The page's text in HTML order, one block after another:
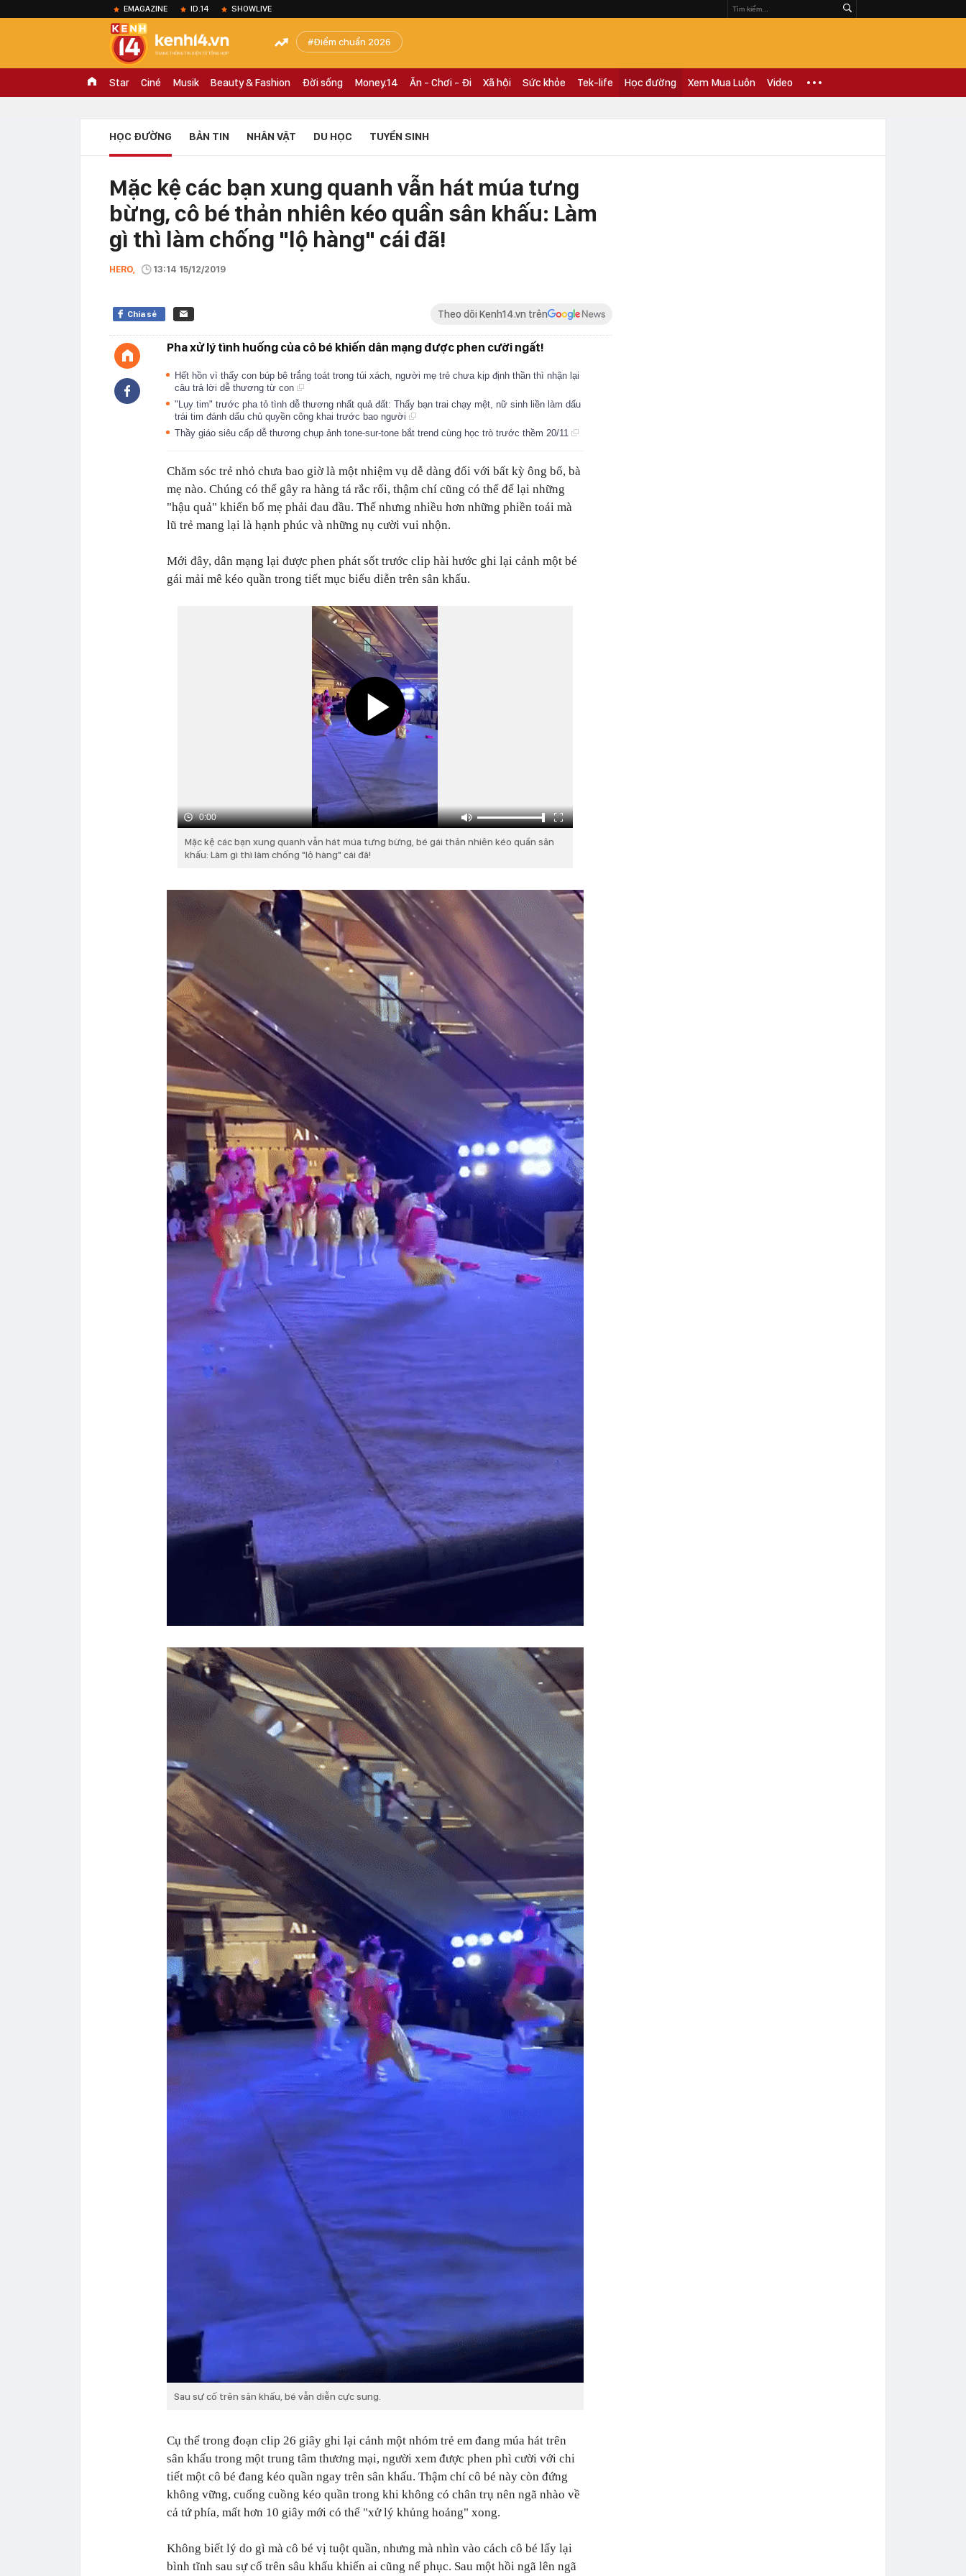
EMAGAZINE ID.14 SHOWLIVE
Điểm chuẩn 2026
Star Ciné Musik Beauty & Fashion Đời sống Money.14 Ăn - Chơi - Đi Xã hội Sức khỏe Tek-life Học đường Xem Mua Luôn Video
HỌC ĐƯỜNG BẢN TIN NHÂN VẬT DU HỌC TUYỂN SINH
Mặc kệ các bạn xung quanh vẫn hát múa tưng
bừng, cô bé thản nhiên kéo quần sân khấu: Làm
gì thì làm chống "lộ hàng" cái đã!
HERO, 13:14 15/12/2019
Chia sẻ Theo dõi Kenh14.vn trên
Pha xử lý tình huống của cô bé khiến dân mạng được phen cười ngất!
Hết hồn vì thấy con búp bê trắng toát trong túi xách, người mẹ trẻ chưa kịp định thần thì nhận lại
câu trả lời dễ thương từ con
"Lụy tim" trước pha tỏ tình dễ thương nhất quả đất: Thấy bạn trai chạy mệt, nữ sinh liền làm dấu
trái tim đánh dấu chủ quyền công khai trước bao người
Thầy giáo siêu cấp dễ thương chụp ảnh tone-sur-tone bắt trend cùng học trò trước thềm 20/11
Chăm sóc trẻ nhỏ chưa bao giờ là một nhiệm vụ dễ dàng đối với bất kỳ ông bố, bà
mẹ nào. Chúng có thể gây ra hàng tá rắc rối, thậm chí cũng có thể để lại những
"hậu quả" khiến bố mẹ phải đau đầu. Thế nhưng nhiều hơn những phiền toái mà
lũ trẻ mang lại là hạnh phúc và những nụ cười vui nhộn.
Mới đây, dân mạng lại được phen phát sốt trước clip hài hước ghi lại cảnh một bé
gái mải mê kéo quần trong tiết mục biểu diễn trên sân khấu.
0:00
Mặc kệ các bạn xung quanh vẫn hát múa tưng bừng, bé gái thản nhiên kéo quần sân
khấu: Làm gì thì làm chống "lộ hàng" cái đã!
Sau sự cố trên sân khấu, bé vẫn diễn cực sung.
Cụ thể trong đoạn clip 26 giây ghi lại cảnh một nhóm trẻ em đang múa hát trên
sân khấu trong một trung tâm thương mại, người xem được phen phì cười với chi
tiết một cô bé đang kéo quần ngay trên sân khấu. Thậm chí cô bé này còn đứng
không vững, cuống cuồng kéo quần trong khi không có chân trụ nên ngã nhào về
cả tứ phía, mất hơn 10 giây mới có thể "xử lý khủng hoảng" xong.
Không biết lý do gì mà cô bé vị tuột quần, nhưng mà nhìn vào cách cô bé lấy lại
bình tĩnh sau sự cố trên sâu khấu khiến ai cũng nể phục. Sau một hồi ngã lên ngã